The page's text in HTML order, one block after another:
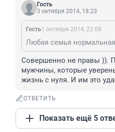
Гость
3 октября 2014, 18:23
Гость1 октября 2014, 22:08
Совершенно не правы )).
мужчины, которые
жизнь с нуля. И им это
ОТВЕТИТЬ
Показать ещё 5